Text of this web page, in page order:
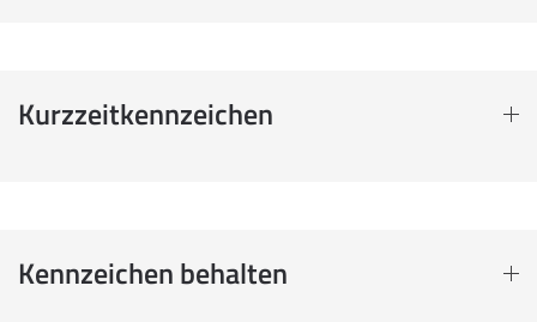
Kurzzeitkennzeichen
Kennzeichen behalten